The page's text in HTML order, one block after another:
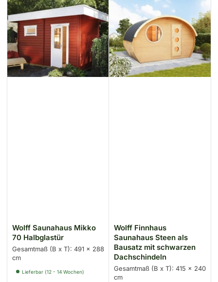
Wolff Saunahaus Mikko
70 Halbglastür
Gesamtmaß (B x T): 491 x 288
cm
Lieferbar (12 - 14 Wochen)
Wolff Finnhaus
Saunahaus Steen als
Bausatz mit schwarzen
Dachschindeln
Gesamtmaß (B x T): 415 x 240
cm